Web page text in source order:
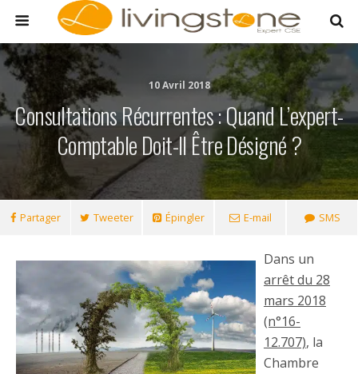
10 Avril 2018
Consultations Récurrentes : Quand L’expert-
Comptable Doit-Il Être Désigné ?
Partager Tweeter Épingler E-mail SMS
Dans un
arrêt du 28
mars 2018
(n°16-
12.707), la
Chambre